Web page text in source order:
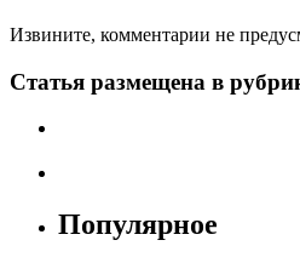
Извините, комментарии не
Статья размещена в
Популярное